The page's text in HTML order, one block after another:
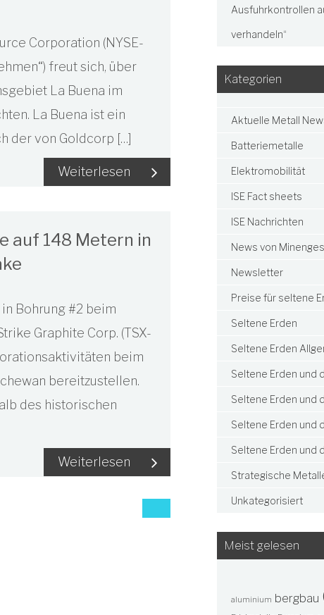
Corporation (NYSE-
freut sich, über
La Buena im
La Buena ist ein
der von Goldcorp […]
Weiterlesen
auf 148 Metern in
Bohrung #2 beim
Graphite Corp. (TSX-
beim
bereitzustellen.
des historischen
Weiterlesen
Ausfuhrkontrollen
verhandeln“
Kategorien
Aktuelle Metall
Batteriemetalle
Elektromobilität
ISE Fact sheets
ISE Nachrichten
News von
Newsletter
Preise für seltene
Seltene Erden
Seltene Erden
Seltene Erden und
Seltene Erden und
Seltene Erden und
Seltene Erden und
Strategische
Unkategorisiert
Meist gelesen
aluminium bergbau